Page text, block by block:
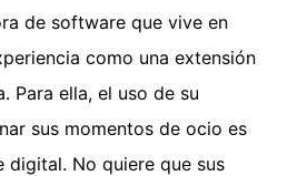
de software que vive en
como una extensión
Para ella, el uso de su
sus momentos de ocio es
digital. No quiere que sus